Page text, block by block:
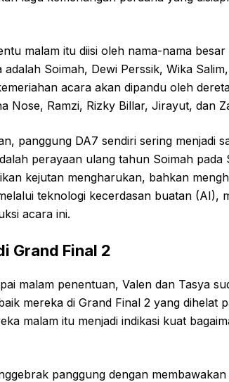
malam itu diisi oleh nama-nama besar
Soimah, Dewi Perssik, Wika
acara akan dipandu oleh
Nose, Ramzi, Rizky Billar, Jirayut, dan
panggung DA7 sendiri sering menjadi
perayaan ulang tahun Soimah pada
kejutan mengharukan, bahkan
teknologi kecerdasan buatan (AI),
acara ini.
Grand Final 2
malam penentuan, Valen dan Tasya
mereka di Grand Final 2 yang dihelat
malam itu menjadi indikasi kuat
panggung dengan